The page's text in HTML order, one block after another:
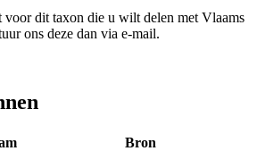
voor dit taxon die u wilt delen met Vlaams
ons deze dan via e-mail.
Bron